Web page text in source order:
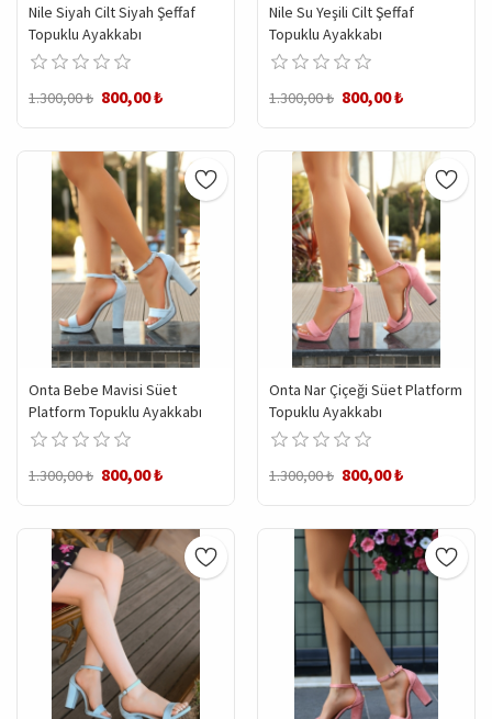
Nile Siyah Cilt Siyah Şeffaf
Topuklu Ayakkabı
1.300,00 ₺ 800,00 ₺
Nile Su Yeşili Cilt Şeffaf
Topuklu Ayakkabı
1.300,00 ₺ 800,00 ₺
Onta Bebe Mavisi Süet
Platform Topuklu Ayakkabı
1.300,00 ₺ 800,00 ₺
Onta Nar Çiçeği Süet Platform
Topuklu Ayakkabı
1.300,00 ₺ 800,00 ₺